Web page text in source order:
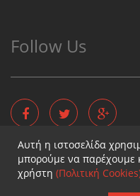
Follow Us
Copyright © - Diaititis.gr - All
Αυτή η ιστοσελίδα
μπορούμε να παρέχουμε
χρήστη (Πολιτική